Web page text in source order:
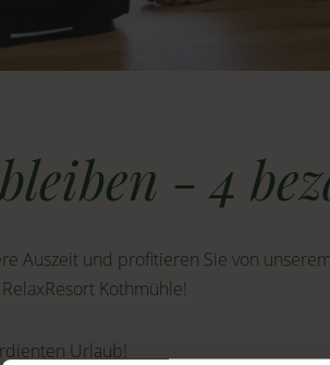
Anreise
- 4
Auszeit und profitieren Sie von
Kothmühle!
Urlaub!